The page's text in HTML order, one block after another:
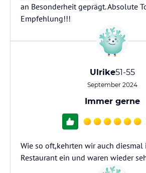
an Besonderheit geprägt. Absolute
Empfehlung!!!
Ulrike51-55
September 2024
Immer gerne
Wie so oft,kehrten wir auch diesmal
Restaurant ein und waren wieder